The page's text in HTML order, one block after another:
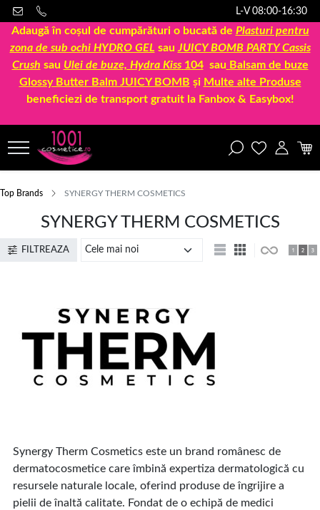
L-V 08:00-16:30
Adaugă în coșul de cumpărături o bucată de Plasturi pentru
zona de sub ochi HYDRO GEL sau JUICY BOMB PARTY Cassis
Crush sau Ulei de buze, Hydra Kiss 104sau Balsam de buze
Glossy Butter Balm JUICY BOMB și Multe alte Produse
beneficiezi de transport gratuit la Fanbox & Easybox!
Top Brands SYNERGY THERM COSMETICS
SYNERGY THERM COSMETICS
FILTREAZA
Synergy Therm Cosmetics este un brand românesc de
dermatocosmetice care îmbină expertiza dermatologică cu
resursele naturale locale, oferind produse de îngrijire a
pielii de înaltă calitate. Fondat de o echipă de medici